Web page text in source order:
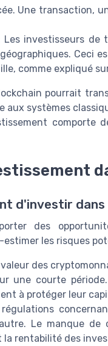
Une transaction,
Les investisseurs de
Ceci
comme expliqué
pourrait
aux systèmes
comporte
d'investir dans
des
les risques
valeur des
une courte
à protéger leur
Le manque de
rentabilité des